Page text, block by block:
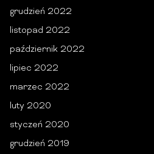
grudzień 2022
listopad 2022
październik 2022
lipiec 2022
marzec 2022
luty 2020
styczeń 2020
grudzień 2019